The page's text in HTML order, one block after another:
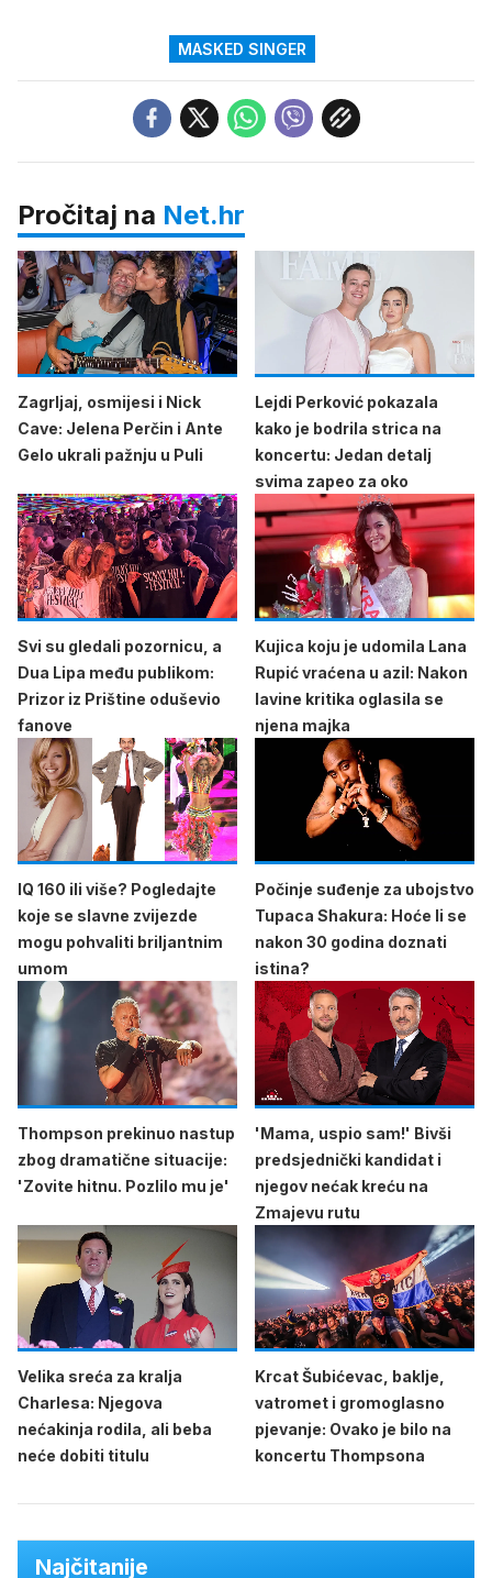
MASKED SINGER
Pročitaj na Net.hr
Zagrljaj, osmijesi i Nick
Cave: Jelena Perčin i Ante
Gelo ukrali pažnju u Puli
Lejdi Perković pokazala
kako je bodrila strica na
koncertu: Jedan detalj
svima zapeo za oko
Svi su gledali pozornicu, a
Dua Lipa među publikom:
Prizor iz Prištine oduševio
fanove
Kujica koju je udomila Lana
Rupić vraćena u azil: Nakon
lavine kritika oglasila se
njena majka
IQ 160 ili više? Pogledajte
koje se slavne zvijezde
mogu pohvaliti briljantnim
umom
Počinje suđenje za ubojstvo
Tupaca Shakura: Hoće li se
nakon 30 godina doznati
istina?
Thompson prekinuo nastup
zbog dramatične situacije:
'Zovite hitnu. Pozlilo mu je'
'Mama, uspio sam!' Bivši
predsjednički kandidat i
njegov nećak kreću na
Zmajevu rutu
Velika sreća za kralja
Charlesa: Njegova
nećakinja rodila, ali beba
neće dobiti titulu
Krcat Šubićevac, baklje,
vatromet i gromoglasno
pjevanje: Ovako je bilo na
koncertu Thompsona
Najčitanije